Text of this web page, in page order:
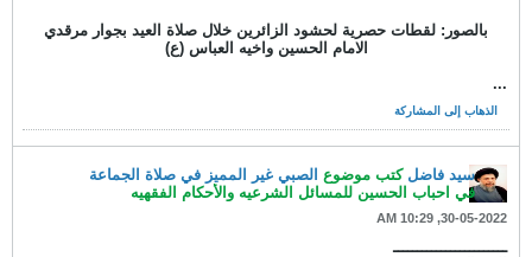
بالصور: لقطات حصرية لحشود الزائرين خلال صلاة العيد بجوار مرقدي
الامام الحسين واخيه العباس (ع)
...
الذهاب إلى المشاركة
سيد فاضل كتب موضوع الصبي غير المميز في صلاة الجماعة
في احباب الحسين للمسائل الشرعيه والأحكام الفقهيه
30-05-2022, 10:29 AM
ــــــــــــــــــــــــ